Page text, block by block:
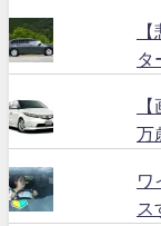
タ
万
ワ
ス